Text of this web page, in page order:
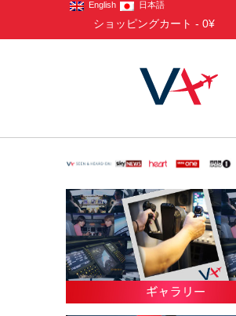
English 日本語
ショッピングカート - 0¥